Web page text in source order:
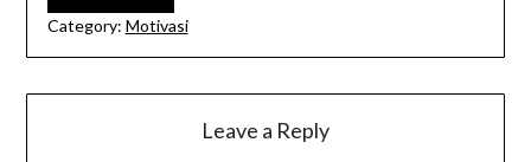
Category: Motivasi
Leave a Reply